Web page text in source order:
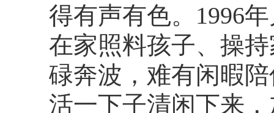
得有声有色。1996
在家照料孩子、操
碌奔波，难有闲暇
活一下子清闲下来